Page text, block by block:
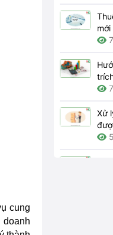
cung
01/
Xử
trừ